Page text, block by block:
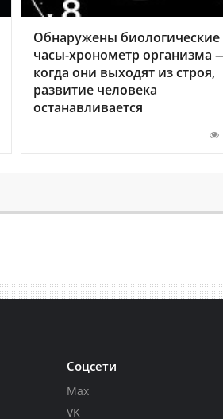
Обнаружены биологические
часы-хронометр организма
когда они выходят из строя,
развитие человека
останавливается
Соцсети
Max
VK